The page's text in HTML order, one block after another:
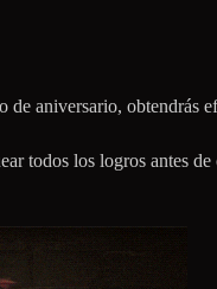
aniversario, obtendrás
todos los logros antes